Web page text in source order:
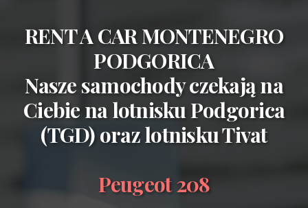
RENT A CAR MONTENEGRO
PODGORICA
Nasze samochody czekają na
Ciebie nalotnisku Podgorica
(TGD) orazlotnisku Tivat
Peugeot 208